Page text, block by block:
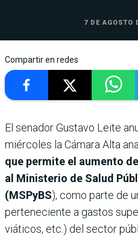
7 DE AGOSTO
Compartir en redes
El senador Gustavo Leite
miércoles la Cámara Alta
que permite el aumento
al Ministerio de Salud
(MSPyBS), como parte de
perteneciente a gastos
viáticos, etc.) del sector